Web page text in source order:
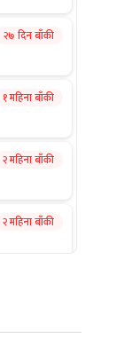
२७ दिन बाँकी
१ महिना बाँकी
२ महिना बाँकी
२ महिना बाँकी